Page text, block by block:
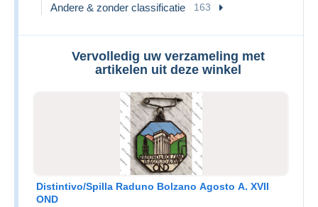
Andere & zonder classificatie 163
Vervolledig uw verzameling met
artikelen uit deze winkel
Distintivo/Spilla Raduno Bolzano Agosto A. XVII
OND